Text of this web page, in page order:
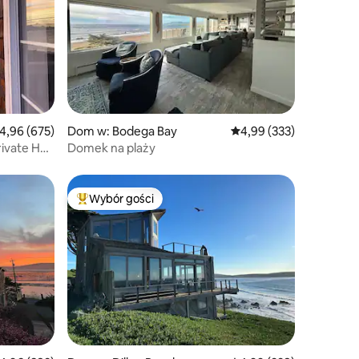
ocena: 4,96 na 5, liczba recenzji: 675
4,96 (675)
Hot
Dom w: Bodega Bay Średnia ocena: 4,99
4,99 (333)
Domek na plaży
gości Najpopularniejsze z kategorii Wybór gości
Wybór gości